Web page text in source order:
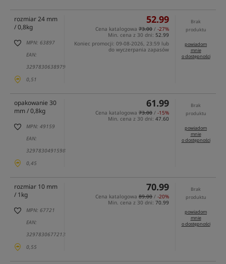
rozmiar 24 mm
/ 0,8kg
MPN: 63897
EAN:
3297830638979
0,51
52.99
Cena katalogowa 73.00 / -27%
Min. cena z 30 dni: 52.99
Koniec promocji: 09-08-2026, 23:59 lub
do wyczerpania zapasów
Brak
produktu
powiadom
mnie
o dostępności
opakowanie 30
mm / 0,8kg
MPN: 49159
EAN:
3297830491598
0,45
61.99
Cena katalogowa 73.00 / -15%
Min. cena z 30 dni: 47.60
Brak
produktu
powiadom
mnie
o dostępności
rozmiar 10 mm
/ 1kg
MPN: 67721
EAN:
3297830677213
0,55
70.99
Cena katalogowa 89.00 / -20%
Min. cena z 30 dni: 70.99
Brak
produktu
powiadom
mnie
o dostępności